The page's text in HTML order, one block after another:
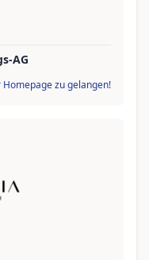
AG
zu gelangen!